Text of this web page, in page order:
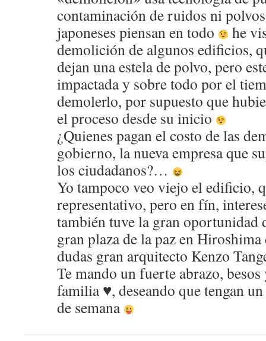
contaminación de ruidos ni
japoneses piensan en todo
he
demolición de algunos edificios,
dejan una estela de polvo, pero
impactada y sobre todo por el
demolerlo, por supuesto que
el proceso desde su inicio
¿Quienes pagan el costo de las
gobierno, la nueva empresa que
los ciudadanos?…
Yo tampoco veo viejo el edificio,
representativo, pero en fín,
también tuve la gran oportunidad
gran plaza de la paz en Hiroshima
dudas gran arquitecto Kenzo
Te mando un fuerte abrazo,
familia♥, deseando que tengan
de semana